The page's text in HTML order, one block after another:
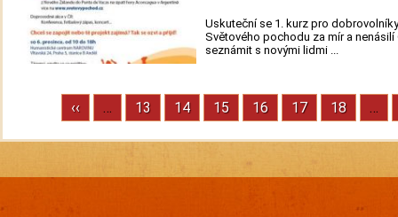
Uskuteční se 1. kurz pro
Světového pochodu za mír a nenásilí
seznámit s novými lidmi ...
Pagination
Previous
page
‹‹ … Stránka
13 Stránka
14 Stránka
15 Stránka
16 Stránka
17 Stránka
18 …